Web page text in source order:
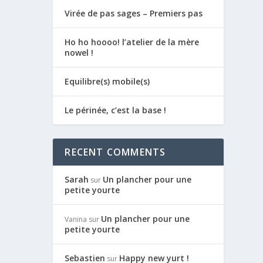
Virée de pas sages – Premiers pas
Ho ho hoooo! l’atelier de la mère
nowel !
Equilibre(s) mobile(s)
Le périnée, c’est la base !
RECENT COMMENTS
Sarah sur Un plancher pour une
petite yourte
Vanina sur Un plancher pour une
petite yourte
Sebastien sur Happy new yurt !